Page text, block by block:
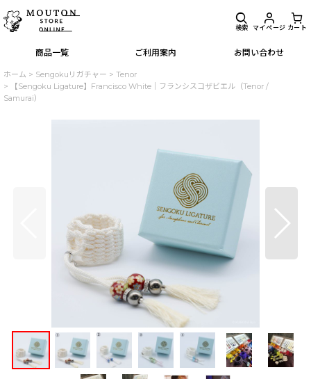
商品一覧 ご利用案内 お問い合わせ
検索 マイページ カート
ホーム > Sengokuリガチャー > Tenor
>
【Sengoku Ligature】Francisco White｜フランシスコザビエル（Tenor /
Samurai）